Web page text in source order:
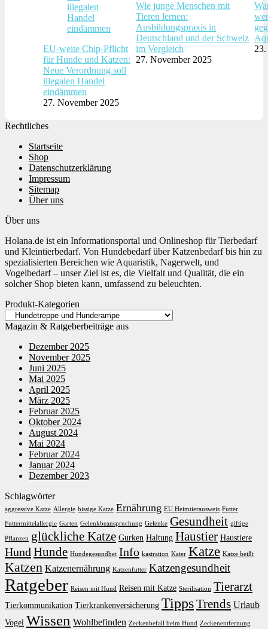
EU-weite Chip-Pflicht
für Hunde und Katzen:
Neue Verordnung soll
illegalen Handel
eindämmen
27. November 2025
Wie junge Menschen mit
Tieren lernen:
Ausbildungspraxis in
Deutschland und der Schweiz
im Vergleich
27. November 2025
Rechtliches
Startseite
Shop
Datenschutzerklärung
Impressum
Sitemap
Über uns
Über uns
Holana.de ist ein Informationsportal und Onlineshop für Tierbedarf
und Kleintierbedarf. Von Hundebedarf über Katzenbedarf bis hin zu
spezialisierten Bereichen wie Aquaristik, Nagerwelt, und
Vogelbedarf – unser Ziel ist es, die Vielfalt und Qualität, die ein
solcher Shop bieten kann, umfassend zu beleuchten.
Produkt-Kategorien
Magazin & Ratgeberbeiträge aus
Dezember 2025
November 2025
Juni 2025
Mai 2025
April 2025
März 2025
Februar 2025
Oktober 2024
August 2024
Mai 2024
Februar 2024
Januar 2024
Dezember 2023
Schlagwörter
aggressive Katze Allergie bissige Katze Ernährung EU Heimtierausweis Futter
Futtermittelallergie Garten Gelenkbeanspruchung Gelenke Gesundheit giftige
Pflanzen glückliche Katze Gurken Haltung Haustier Haustiere
Hund Hunde Hundegesundhet Info kastration Kater Katze Katze beißt
Katzen Katzenernährung Katzenfutter Katzengesundheit
Ratgeber Reisen mit Hund Reisen mit Katze Sterilisation Tierarzt
Tierkommunikation Tierkrankenversicherung TippsTrends Urlaub
Vogel Wissen Wohlbefinden Zeckenbefall beim Hund Zeckenentfernung